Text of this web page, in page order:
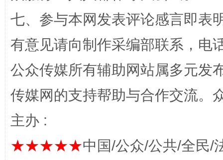
完善运行机制助力责任有效落实
七、参与本网发表评论感言即表
有意见请向制作采编部联系，电
公众传媒所有辅助网站属多元发
传媒网的支持帮助与合作交流。
主办 :
★★★★★中国/公众/公共/全民/